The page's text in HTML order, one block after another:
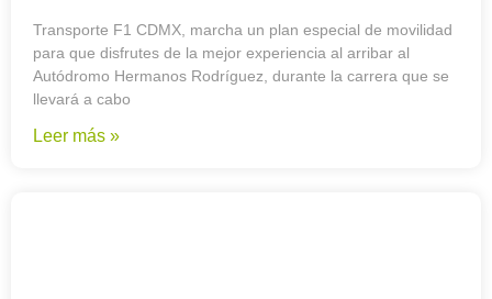
Transporte F1 CDMX, marcha un plan especial de movilidad
para que disfrutes de la mejor experiencia al arribar al
Autódromo Hermanos Rodríguez, durante la carrera que se
llevará a cabo
Leer más »